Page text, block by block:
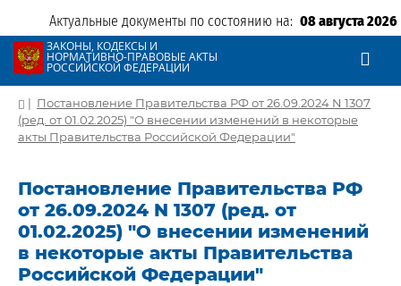
Актуальные документы по состоянию на: 08 августа 2026
ЗАКОНЫ, КОДЕКСЫ И
НОРМАТИВНО-ПРАВОВЫЕ АКТЫ
РОССИЙСКОЙ ФЕДЕРАЦИИ
| Постановление Правительства РФ от 26.09.2024 N 1307
(ред. от 01.02.2025) "О внесении изменений в некоторые
акты Правительства Российской Федерации"
Постановление Правительства РФ
от 26.09.2024 N 1307 (ред. от
01.02.2025) "О внесении изменений
в некоторые акты Правительства
Российской Федерации"